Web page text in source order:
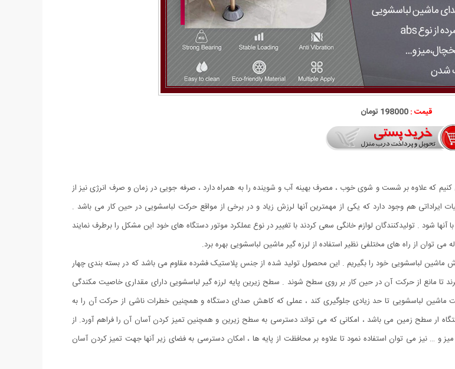
قیمت :198000 تومان
که علاوه بر شست و شوی خوب ، مصرف بهینه آب و شوینده را به همراه دارد ، صرفه جویی در زمان و صرف انرژی نیز از
ایراداتی هم وجود دارد که یکی از مهمترین آنها لرزش زیاد و در برخی از مواقع حرکت لباسشویی در حین کار می باشد .
شود . تولیدکنندگان لوازم خانگی سعی کردند با تغییر در نوع عملکرد موتور دستگاه های خود این مشکل را برطرف نمایند
می توان از راه های مختلفی نظیر استفاده از لرزه گیر ماشین لباسشویی بهره برد.
لرزش ماشین لباسشویی خود را بگیریم . این محصول تولید شده از جنس پلاستیک فشرده مقاوم می باشد که در بسته بندی چهار
تا مانع از حرکت آن در حین کار بر روی سطح شوند . سطح زیرین پایه لرزه گیر لباسشویی دارای مقداری خاصیت مکندگی
ماشین لباسشویی تا حد زیادی جلوگیری کند ، عملی که کاهش صدای دستگاه و همچنین خطرات ناشی از حرکت آن را به
ار سطح زمین می باشد ، امکانی که می تواند دسترسی به سطح زیرین و همچنین تمیز کردن آسان آن را فراهم آورد. از
و … نیز می توان استفاده نمود تا علاوه بر محافظت از پایه ها ، امکان دسترسی به فضای زیر آنها جهت تمیز کردن آسان